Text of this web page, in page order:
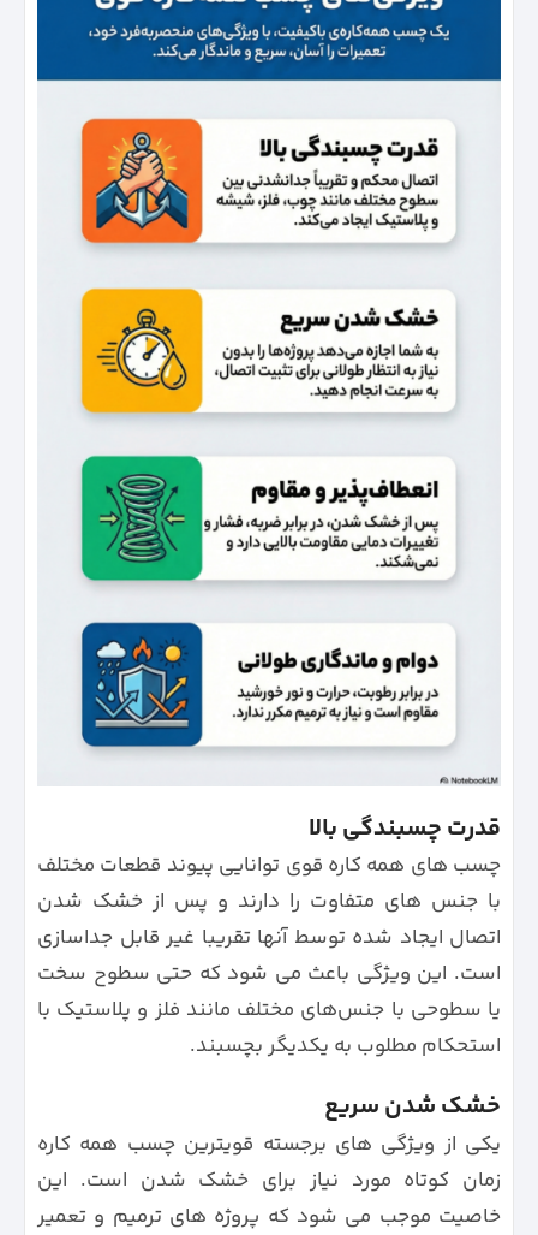
قدرت چسبندگی بالا
چسب های همه کاره قوی توانایی پیوند قطعات مختلف
با جنس های متفاوت را دارند و پس از خشک شدن
اتصال ایجاد شده توسط آنها تقریبا غیر قابل جداسازی
است. این ویژگی باعث می شود که حتی سطوح سخت
یا سطوحی با جنس‌های مختلف مانند فلز و پلاستیک با
استحکام مطلوب به یکدیگر بچسبند.
خشک شدن سریع
یکی از ویژگی های برجسته قویترین چسب همه کاره
زمان کوتاه مورد نیاز برای خشک شدن است. این
خاصیت موجب می شود که پروژه های ترمیم و تعمیر